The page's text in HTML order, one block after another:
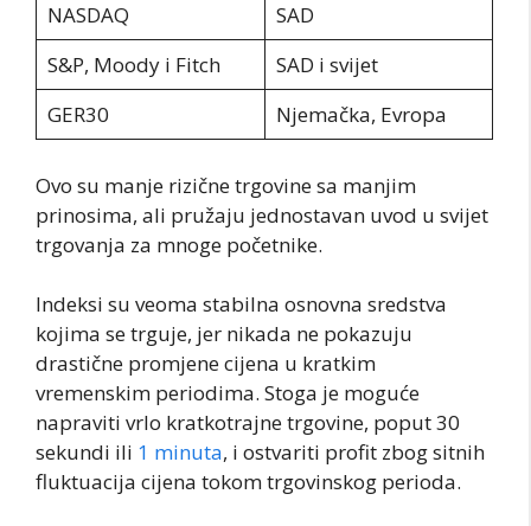
NASDAQ
SAD
S&P, Moody i Fitch
SAD i svijet
GER30
Njemačka, Evropa
Ovo su manje rizične trgovine sa manjim
prinosima, ali pružaju jednostavan uvod u svijet
trgovanja za mnoge početnike.
Indeksi su veoma stabilna osnovna sredstva
kojima se trguje, jer nikada ne pokazuju
drastične promjene cijena u kratkim
vremenskim periodima. Stoga je moguće
napraviti vrlo kratkotrajne trgovine, poput 30
sekundi ili 1 minuta, i ostvariti profit zbog sitnih
fluktuacija cijena tokom trgovinskog perioda.